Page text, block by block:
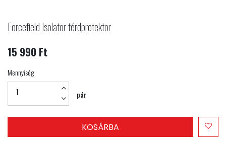
Forcefield Isolator térdprotektor
15 990 Ft
Mennyiség
pár
KOSÁRBA